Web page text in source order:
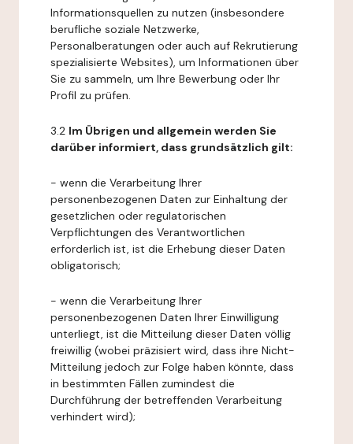
Informationsquellen zu nutzen (insbesondere
berufliche soziale Netzwerke,
Personalberatungen oder auch auf Rekrutierung
spezialisierte Websites), um Informationen über
Sie zu sammeln, um Ihre Bewerbung oder Ihr
Profil zu prüfen.
3.2 Im Übrigen und allgemein werden Sie
darüber informiert, dass grundsätzlich gilt:
- wenn die Verarbeitung Ihrer
personenbezogenen Daten zur Einhaltung der
gesetzlichen oder regulatorischen
Verpflichtungen des Verantwortlichen
erforderlich ist, ist die Erhebung dieser Daten
obligatorisch;
- wenn die Verarbeitung Ihrer
personenbezogenen Daten Ihrer Einwilligung
unterliegt, ist die Mitteilung dieser Daten völlig
freiwillig (wobei präzisiert wird, dass ihre Nicht-
Mitteilung jedoch zur Folge haben könnte, dass
in bestimmten Fällen zumindest die
Durchführung der betreffenden Verarbeitung
verhindert wird);